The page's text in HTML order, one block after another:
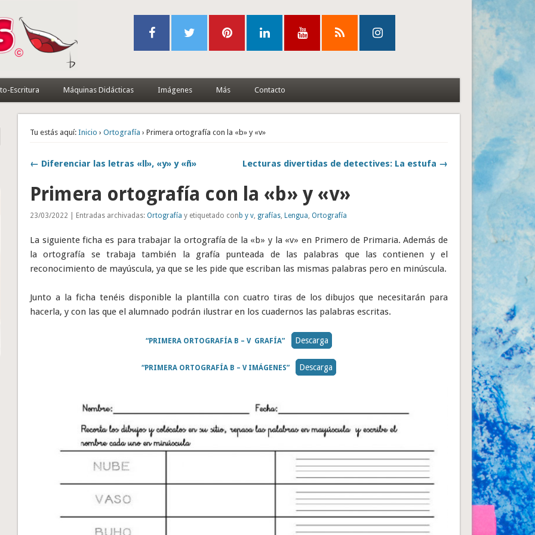
Escritura Máquinas Didácticas Imágenes Más Contacto
Tu estás aquí: Inicio ›Ortografía › Primera ortografía con la «b» y «v»
← Diferenciar las letras «ll», «y» y «ñ» Lecturas divertidas de detectives: La estufa →
Primera ortografía con la «b» y «v»
23/03/2022 | Entradas archivadas:Ortografía y etiquetado conb y v, grafías,Lengua,Ortografía
La siguiente ficha es para trabajar la ortografía de la «b» y la «v» en Primero de Primaria. Además de
la ortografía se trabaja también la grafía punteada de las palabras que las contienen y el
reconocimiento de mayúscula, ya que se les pide que escriban las mismas palabras pero en minúscula.
Junto a la ficha tenéis disponible la plantilla con cuatro tiras de los dibujos que necesitarán para
hacerla, y con las que el alumnado podrán ilustrar en los cuadernos las palabras escritas.
“PRIMERA ORTOGRAFÍA B – V GRAFÍA” Descarga
“PRIMERA ORTOGRAFÍA B – V IMÁGENES” Descarga